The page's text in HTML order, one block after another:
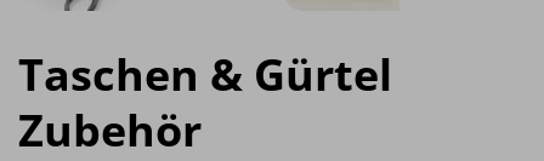
Taschen & Gürtel
Zubehör